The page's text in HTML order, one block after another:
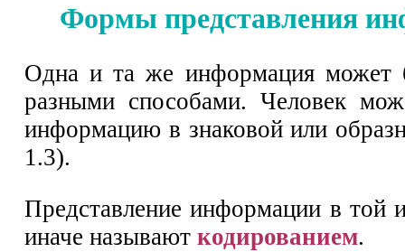
Формы представления
Одна и та же информация может
разными способами. Человек
информацию в знаковой или
1.3).
Представление информации в той
иначе называют кодированием.